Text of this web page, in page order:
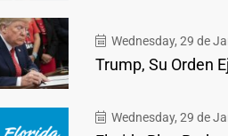
Wednesday, 29 de
Trump, Su Orden
Wednesday, 29 de